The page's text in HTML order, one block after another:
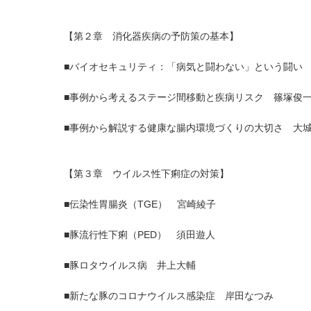
【第２章 消化器疾病の予防策の基本】
■バイオセキュリティ：「病気と闘わない」という闘
■事例から考えるステージ間移動と疾病リスク 篠塚俊
■事例から解説する健康な腸内環境づくりの大切さ 大
【第３章 ウイルス性下痢症の対策】
■伝染性胃腸炎（TGE） 宮崎綾子
■豚流行性下痢（PED） 須田遊人
■豚ロタウイルス病 井上大輔
■新たな豚のコロナウイルス感染症 岸田なつみ